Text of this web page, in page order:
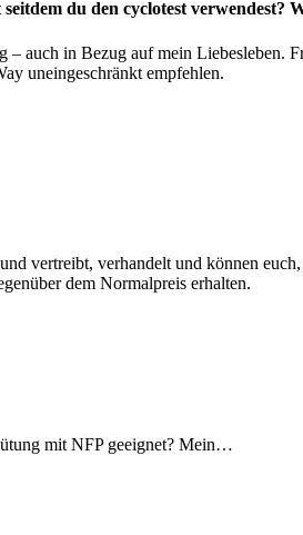
du den cyclotest verwendest?
auch in Bezug auf mein
uneingeschränkt empfehlen.
vertreibt, verhandelt und können
dem Normalpreis erhalten.
mit NFP geeignet? Mein…